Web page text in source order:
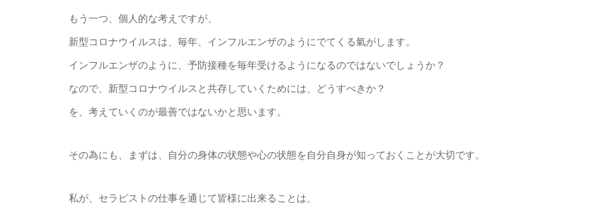
もう一つ、個人的な考えですが、
新型コロナウイルスは、毎年、インフルエンザのようにでてくる氣がします。
インフルエンザのように、予防接種を毎年受けるようになるのではないでしょうか？
なので、新型コロナウイルスと共存していくためには、どうすべきか？
を、考えていくのが最善ではないかと思います。
その為にも、まずは、自分の身体の状態や心の状態を自分自身が知っておくことが大切です。
私が、セラピストの仕事を通じて皆様に出来ることは、